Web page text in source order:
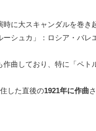
時に大スキャンダルを巻き
ーシュカ」：ロシア・バレ
曲しており、特に「ペ
した直後の1921年に作曲